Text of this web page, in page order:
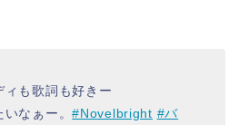
も歌詞も好きー
いなぁー。#Novelbright #バ